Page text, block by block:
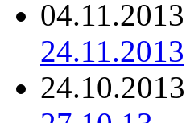
24.11.2013